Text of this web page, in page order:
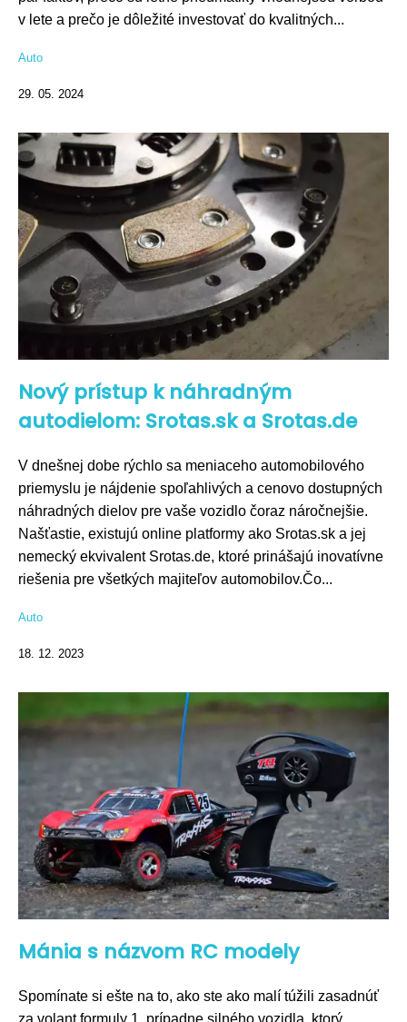
v lete a prečo je dôležité investovať do kvalitných...
Auto
29. 05. 2024
Nový prístup k náhradným
autodielom: Srotas.sk a Srotas.de
V dnešnej dobe rýchlo sa meniaceho automobilového
priemyslu je nájdenie spoľahlivých a cenovo dostupných
náhradných dielov pre vaše vozidlo čoraz náročnejšie.
Našťastie, existujú online platformy ako Srotas.sk a jej
nemecký ekvivalent Srotas.de, ktoré prinášajú inovatívne
riešenia pre všetkých majiteľov automobilov.Čo...
Auto
18. 12. 2023
Mánia s názvom RC modely
Spomínate si ešte na to, ako ste ako malí túžili zasadnúť
za volant formuly 1, prípadne silného vozidla, ktorý